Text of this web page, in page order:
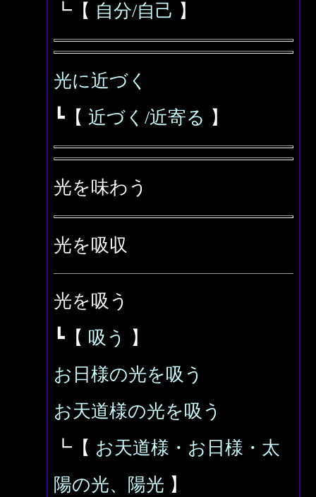
┗【 自分/自己 】
光に近づく
┗【 近づく/近寄る 】
光を味わう
光を吸収
光を吸う
┗【 吸う
】
お日様の光を吸う
お天道様の光を吸う
┗【 お天道様・お日様・太
陽の光、陽光 】